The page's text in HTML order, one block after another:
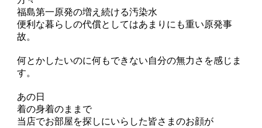
福島第一原発の増え続ける汚染水
便利な暮らしの代償としてはあまりにも重い原発事
故。
何とかしたいのに何もできない自分の無力さを感じま
す。
あの日
着の身着のままで
当店でお部屋を探しにいらした皆さまのお顔が